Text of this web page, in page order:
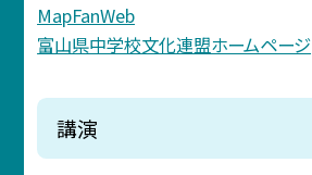
MapFanWeb
富山県中学校文化連盟ホームページ
講演